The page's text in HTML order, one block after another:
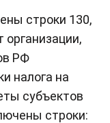
строки 130,
организации,
РФ
налога на
субъектов
строки: